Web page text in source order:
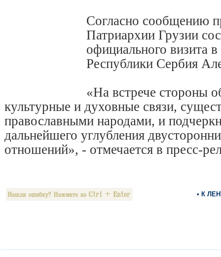
Согласно сообщению
Патриархии Грузии
официального визита
Республики Сербия
«На встрече стороны
культурные и духовные связи,
православными народами, и
дальнейшего углубления
отношений», - отмечается в пресс-
• К